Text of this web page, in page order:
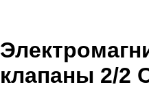
клапаны 2/2